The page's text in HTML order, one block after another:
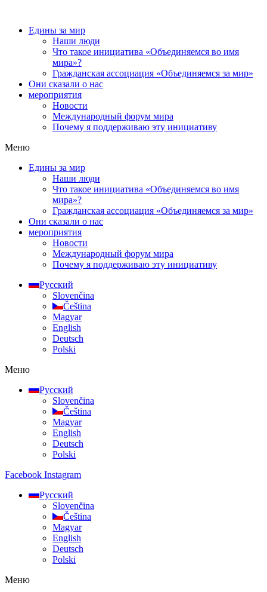
Едины за мир
Наши люди
Что такое инициатива «Объединяемся во имя
мира»?
Гражданская ассоциация «Объединяемся за мир»
Они сказали о нас
мероприятия
Новости
Международный форум мира
Почему я поддерживаю эту инициативу
Меню
Едины за мир
Наши люди
Что такое инициатива «Объединяемся во имя
мира»?
Гражданская ассоциация «Объединяемся за мир»
Они сказали о нас
мероприятия
Новости
Международный форум мира
Почему я поддерживаю эту инициативу
Русский
Slovenčina
Čeština
Magyar
English
Deutsch
Polski
Меню
Русский
Slovenčina
Čeština
Magyar
English
Deutsch
Polski
Facebook Instagram
Русский
Slovenčina
Čeština
Magyar
English
Deutsch
Polski
Меню